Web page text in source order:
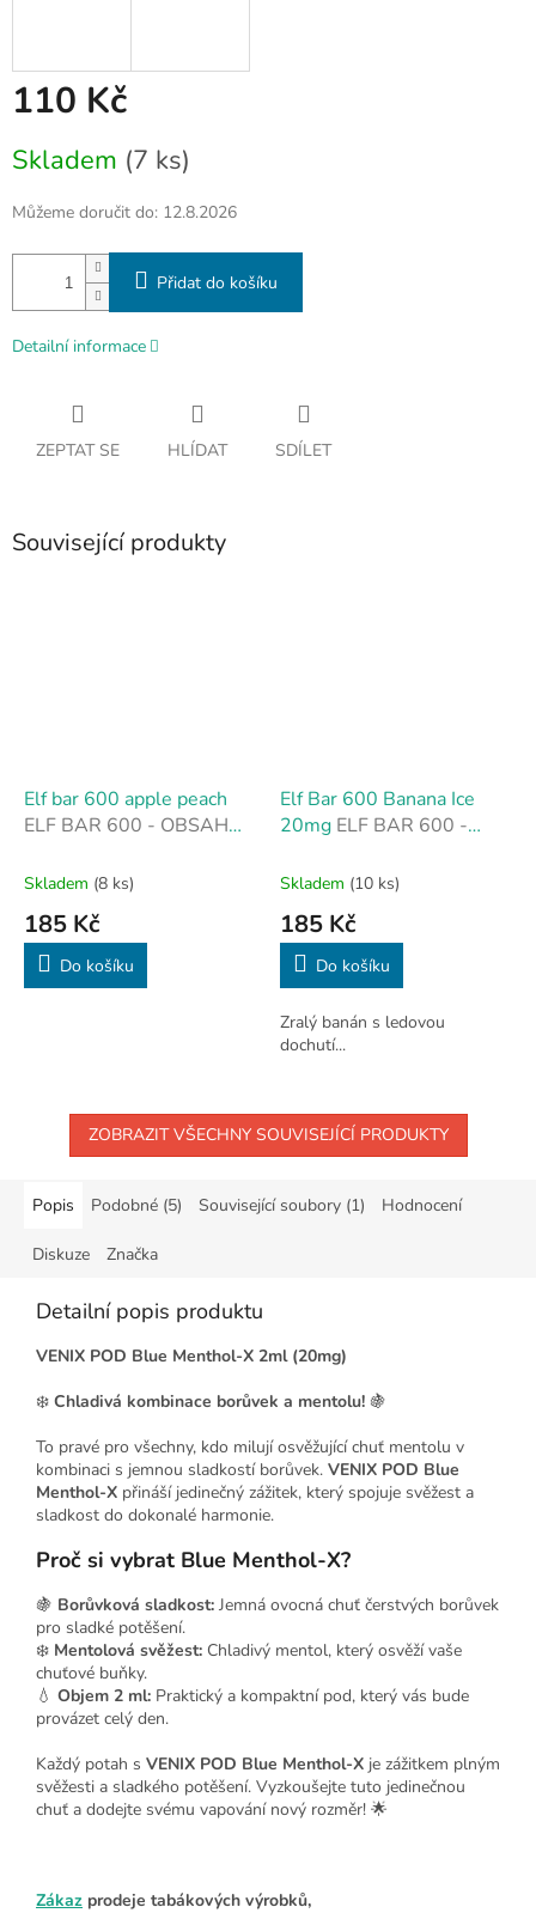
110 Kč
cena:
Skladem (7 ks)
Můžeme doručit do: 12.8.2026
Přidat do košíku
Detailní informace
ZEPTAT SE HLÍDAT SDÍLET
Související produkty
Elf bar 600 apple peach
ELF BAR 600 - OBSAH
(NIKOTINOVÁ SŮL)
Skladem (8 ks)
185 Kč
Do košíku
Elf Bar 600 Banana Ice
20mg ELF BAR 600 -
(NIKOTINOVÁ SŮL)
Skladem (10 ks)
185 Kč
Do košíku
Zralý banán s ledovou
dochutí...
ZOBRAZIT VŠECHNY SOUVISEJÍCÍ PRODUKTY
Popis Podobné (5) Související soubory (1) Hodnocení
Diskuze Značka
Detailní popis produktu
VENIX POD Blue Menthol-X 2ml (20mg)
❄️ Chladivá kombinace borůvek a mentolu! 🍇
To pravé pro všechny, kdo milují osvěžující chuť mentolu v
kombinaci s jemnou sladkostí borůvek. VENIX POD Blue
Menthol-X přináší jedinečný zážitek, který spojuje svěžest a
sladkost do dokonalé harmonie.
Proč si vybrat Blue Menthol-X?
🍇 Borůvková sladkost: Jemná ovocná chuť čerstvých borůvek
pro sladké potěšení.
❄️ Mentolová svěžest: Chladivý mentol, který osvěží vaše
chuťové buňky.
💧 Objem 2 ml: Praktický a kompaktní pod, který vás bude
provázet celý den.
Každý potah s VENIX POD Blue Menthol-X je zážitkem plným
svěžesti a sladkého potěšení. Vyzkoušejte tuto jedinečnou
chuť a dodejte svému vapování nový rozměr! 🌟
Zákaz prodeje tabákových výrobků,